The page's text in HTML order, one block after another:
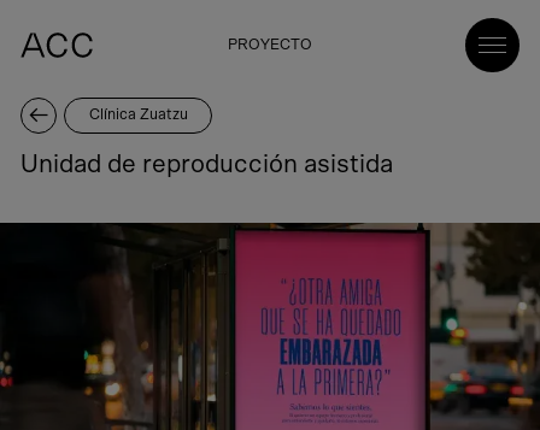
PROYECTO
Clínica Zuatzu
Unidad de reproducción asistida